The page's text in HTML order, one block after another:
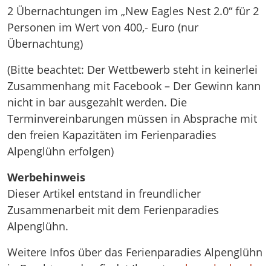
2 Übernachtungen im „New Eagles Nest 2.0“ für 2
Personen im Wert von 400,- Euro (nur
Übernachtung)
(Bitte beachtet: Der Wettbewerb steht in keinerlei
Zusammenhang mit Facebook – Der Gewinn kann
nicht in bar ausgezahlt werden. Die
Terminvereinbarungen müssen in Absprache mit
den freien Kapazitäten im Ferienparadies
Alpenglühn erfolgen)
Werbehinweis
Dieser Artikel entstand in freundlicher
Zusammenarbeit mit dem Ferienparadies
Alpenglühn.
Weitere Infos über das Ferienparadies Alpenglühn